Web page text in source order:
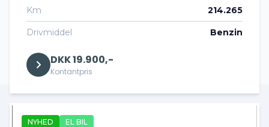
Km 214.265
Drivmiddel Benzin
DKK 19.900,-
Kontantpris
NYHED EL BIL